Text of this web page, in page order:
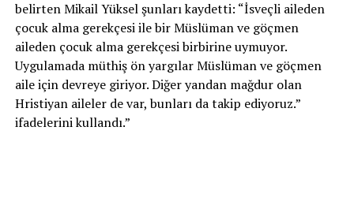
belirten Mikail Yüksel şunları kaydetti: “İsveçli aileden
çocuk alma gerekçesi ile bir Müslüman ve göçmen
aileden çocuk alma gerekçesi birbirine uymuyor.
Uygulamada müthiş ön yargılar Müslüman ve göçmen
aile için devreye giriyor. Diğer yandan mağdur olan
Hristiyan aileler de var, bunları da takip ediyoruz.”
ifadelerini kullandı.”